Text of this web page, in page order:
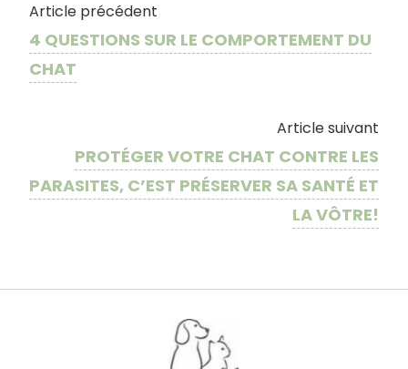
Article précédent
4 QUESTIONS SUR LE COMPORTEMENT DU
CHAT
Article suivant
PROTÉGER VOTRE CHAT CONTRE LES
PARASITES, C’EST PRÉSERVER SA SANTÉ ET
LA VÔTRE!